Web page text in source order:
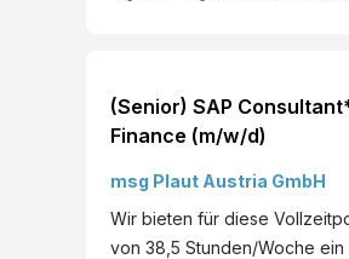
(Senior) SAP
Finance (m/w/d)
msg Plaut Austria GmbH
Wir bieten für diese
von 38,5 Stunden/Woche ein